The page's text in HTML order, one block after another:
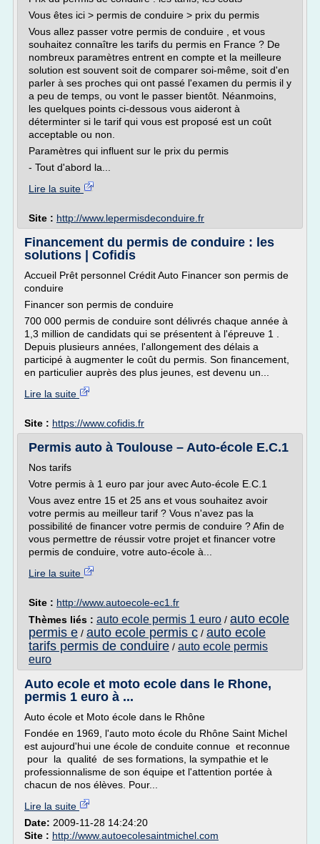
Vous êtes ici > permis de conduire > prix du permis
Vous allez passer votre permis de conduire , et vous
souhaitez connaître les tarifs du permis en France ? De
nombreux paramètres entrent en compte et la meilleure
solution est souvent soit de comparer soi-même, soit d'en
parler à ses proches qui ont passé l'examen du permis il y
a peu de temps, ou vont le passer bientôt. Néanmoins,
les quelques points ci-dessous vous aideront à
déterminter si le tarif qui vous est proposé est un coût
acceptable ou non.
Paramètres qui influent sur le prix du permis
- Tout d'abord la...
Lire la suite
Site : http://www.lepermisdeconduire.fr
Financement du permis de conduire : les
solutions | Cofidis
Accueil Prêt personnel Crédit Auto Financer son permis de
conduire
Financer son permis de conduire
700 000 permis de conduire sont délivrés chaque année à
1,3 million de candidats qui se présentent à l'épreuve 1 .
Depuis plusieurs années, l'allongement des délais a
participé à augmenter le coût du permis. Son financement,
en particulier auprès des plus jeunes, est devenu un...
Lire la suite
Site : https://www.cofidis.fr
Permis auto à Toulouse – Auto-école E.C.1
Nos tarifs
Votre permis à 1 euro par jour avec Auto-école E.C.1
Vous avez entre 15 et 25 ans et vous souhaitez avoir
votre permis au meilleur tarif ? Vous n'avez pas la
possibilité de financer votre permis de conduire ? Afin de
vous permettre de réussir votre projet et financer votre
permis de conduire, votre auto-école à...
Lire la suite
Site : http://www.autoecole-ec1.fr
Thèmes liés : auto ecole permis 1 euro / auto ecole
permis e / auto ecole permis c / auto ecole
tarifs permis de conduire / auto ecole permis
euro
Auto ecole et moto ecole dans le Rhone,
permis 1 euro à ...
Auto école et Moto école dans le Rhône
Fondée en 1969, l'auto moto école du Rhône Saint Michel
est aujourd'hui une école de conduite connue et reconnue
pour la qualité de ses formations, la sympathie et le
professionnalisme de son équipe et l'attention portée à
chacun de nos élèves. Pour...
Lire la suite
Date: 2009-11-28 14:24:20
Site : http://www.autoecolesaintmichel.com